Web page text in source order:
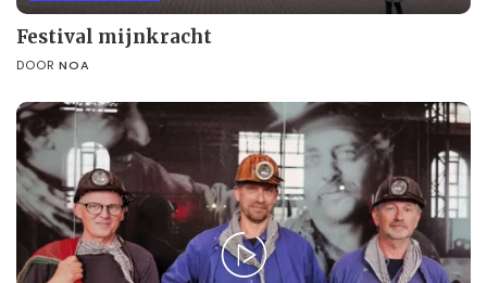
Festival mijnkracht
DOOR NOA